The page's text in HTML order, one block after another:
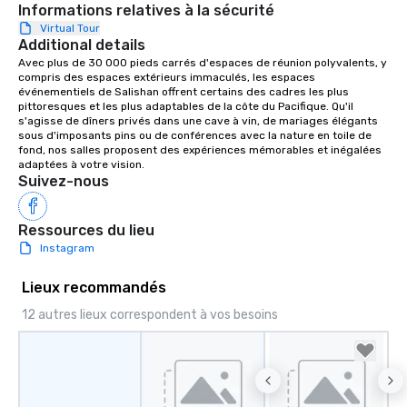
Informations relatives à la sécurité
Virtual Tour
Additional details
Avec plus de 30 000 pieds carrés d'espaces de réunion polyvalents, y
compris des espaces extérieurs immaculés, les espaces
événementiels de Salishan offrent certains des cadres les plus
pittoresques et les plus adaptables de la côte du Pacifique. Qu'il
s'agisse de dîners privés dans une cave à vin, de mariages élégants
sous d'imposants pins ou de conférences avec la nature en toile de
fond, nos salles proposent des expériences mémorables et inégalées
adaptées à votre vision.
Suivez-nous
Ressources du lieu
Instagram
Lieux recommandés
12 autres lieux correspondent à vos besoins